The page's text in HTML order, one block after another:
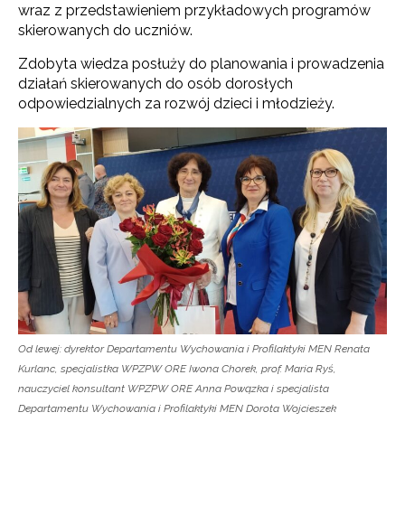
wraz z przedstawieniem przykładowych programów
skierowanych do uczniów.
Zdobyta wiedza posłuży do planowania i prowadzenia
działań skierowanych do osób dorosłych
odpowiedzialnych za rozwój dzieci i młodzieży.
Od lewej: dyrektor Departamentu Wychowania i Profilaktyki MEN Renata
Kurlanc, specjalistka WPZPW ORE Iwona Chorek, prof. Maria Ryś,
nauczyciel konsultant WPZPW ORE Anna Powązka i specjalista
Departamentu Wychowania i Profilaktyki MEN Dorota Wojcieszek